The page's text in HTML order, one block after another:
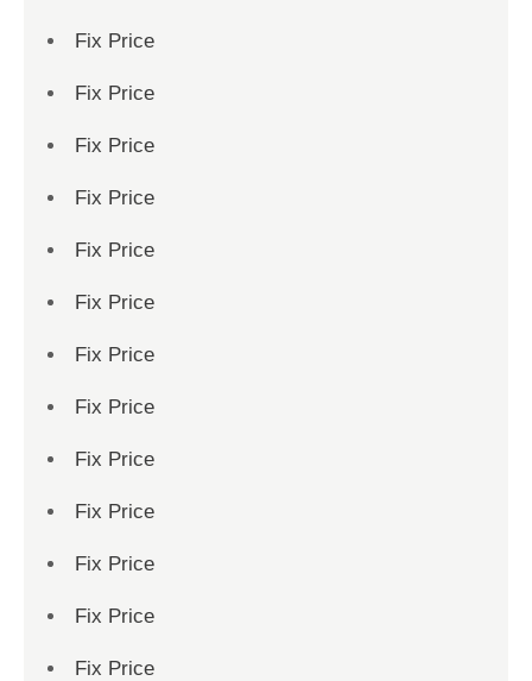
Fix Price
Fix Price
Fix Price
Fix Price
Fix Price
Fix Price
Fix Price
Fix Price
Fix Price
Fix Price
Fix Price
Fix Price
Fix Price